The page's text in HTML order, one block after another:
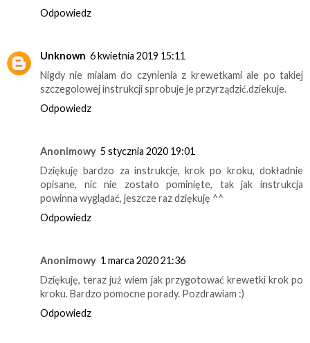
Odpowiedz
Unknown 6 kwietnia 2019 15:11
Nigdy nie mialam do czynienia z krewetkami ale po takiej
szczegolowej instrukcji sprobuje je przyrządzić.dziekuje.
Odpowiedz
Anonimowy 5 stycznia 2020 19:01
Dziękuję bardzo za instrukcje, krok po kroku, dokładnie
opisane, nic nie zostało pominięte, tak jak instrukcja
powinna wyglądać, jeszcze raz dziękuję ^^
Odpowiedz
Anonimowy 1 marca 2020 21:36
Dziękuję, teraz już wiem jak przygotować krewetki krok po
kroku. Bardzo pomocne porady. Pozdrawiam :)
Odpowiedz